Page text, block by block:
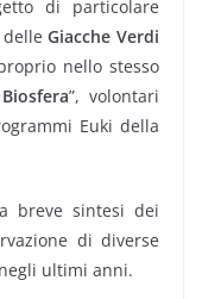
di particolare
delleGiacche Verdi
nello stesso
”, volontari
Euki della
breve sintesi dei
di diverse
ultimi anni.